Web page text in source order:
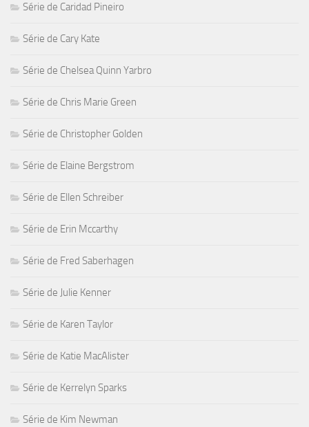
Série de Caridad Pineiro
Série de Cary Kate
Série de Chelsea Quinn Yarbro
Série de Chris Marie Green
Série de Christopher Golden
Série de Elaine Bergstrom
Série de Ellen Schreiber
Série de Erin Mccarthy
Série de Fred Saberhagen
Série de Julie Kenner
Série de Karen Taylor
Série de Katie MacAlister
Série de Kerrelyn Sparks
Série de Kim Newman